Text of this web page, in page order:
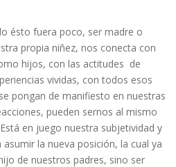
ésto fuera poco, ser madre o
propia niñez, nos conecta con
hijos, con las actitudes de
vividas, con todos esos
pongan de manifiesto en nuestras
pueden sernos al mismo
en juego nuestra subjetividad y
la nueva posición, la cual ya
de nuestros padres, sino ser